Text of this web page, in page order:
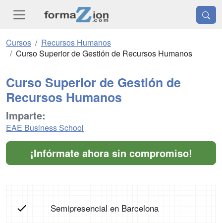
Cursos
Recursos Humanos
Curso Superior de Gestión de Recursos Humanos
Curso Superior de Gestión de
Recursos Humanos
Imparte:
EAE Business School
¡Infórmate ahora sin compromiso!
Semipresencial en Barcelona